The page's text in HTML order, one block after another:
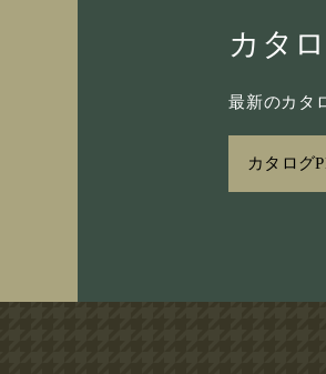
カタ
最新のカタ
カタログ